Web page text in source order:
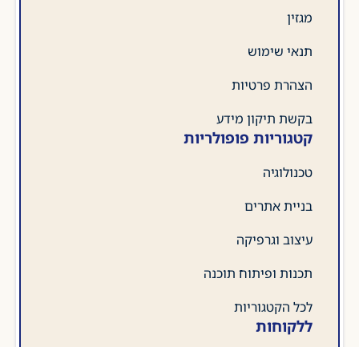
מגזין
תנאי שימוש
הצהרת פרטיות
בקשת תיקון מידע
קטגוריות פופולריות
טכנולוגיה
בניית אתרים
עיצוב וגרפיקה
תכנות ופיתוח תוכנה
לכל הקטגוריות
ללקוחות